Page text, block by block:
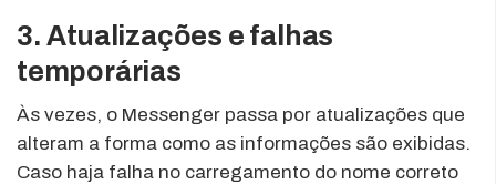
3. Atualizações e falhas
temporárias
Às vezes, o Messenger passa por atualizações que
alteram a forma como as informações são exibidas.
Caso haja falha no carregamento do nome correto